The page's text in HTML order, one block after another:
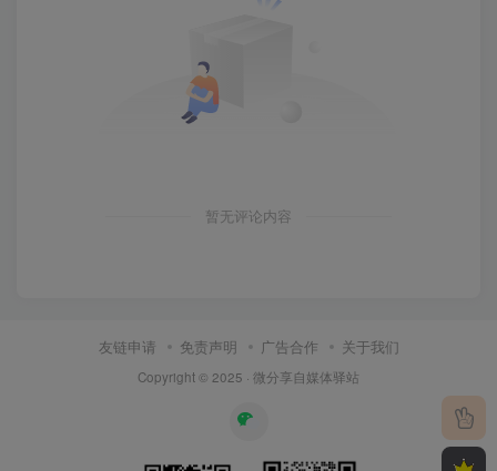
暂无评论内容
友链申请 免责声明 广告合作 关于我们
Copyright © 2025 · 微分享自媒体驿站